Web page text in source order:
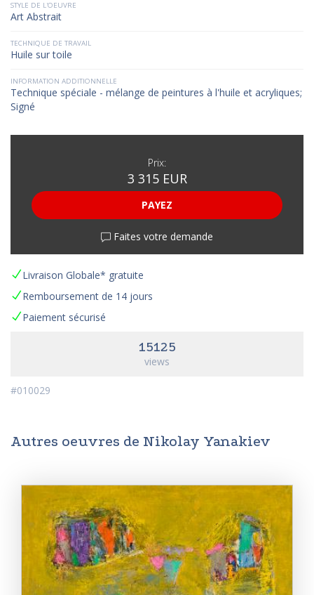
STYLE DE L'OEUVRE
Art Abstrait
TECHNIQUE DE TRAVAIL
Huile sur toile
INFORMATION ADDITIONNELLE
Technique spéciale - mélange de peintures à l'huile et acryliques;
Signé
Prix:
3 315 EUR
PAYEZ
Faites votre demande
Livraison Globale* gratuite
Remboursement de 14 jours
Paiement sécurisé
15125
views
#010029
Autres oeuvres de Nikolay Yanakiev